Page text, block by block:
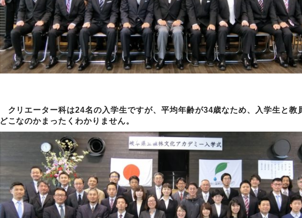
クリエーター科は24名の入学生ですが、平均年齢が34歳なため、入学生と教
どこなのかまったくわかりません。